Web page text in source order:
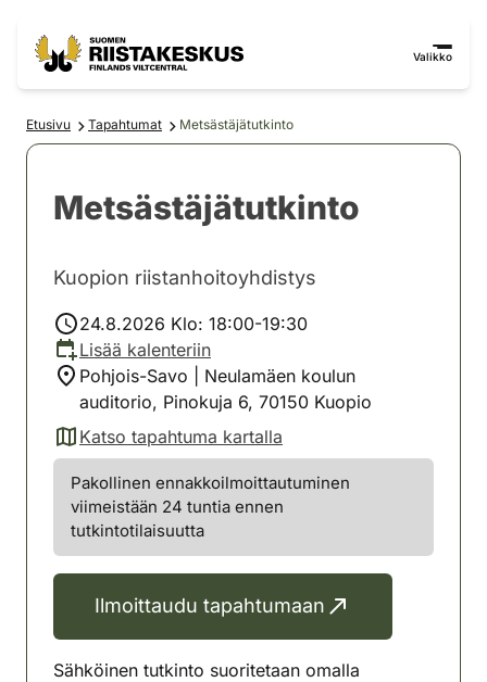
Valikko
Etusivu Tapahtumat Metsästäjätutkinto
Metsästäjätutkinto
Kuopion riistanhoitoyhdistys
24.8.2026 Klo: 18:00-19:30
Lisää kalenteriin
Pohjois-Savo | Neulamäen koulun
auditorio, Pinokuja 6, 70150 Kuopio
Katso tapahtuma kartalla
(avautuu uuteen välilehteen)
Pakollinen ennakkoilmoittautuminen
viimeistään 24 tuntia ennen
tutkintotilaisuutta
Ilmoittaudu tapahtumaan
Sähköinen tutkinto suoritetaan omalla